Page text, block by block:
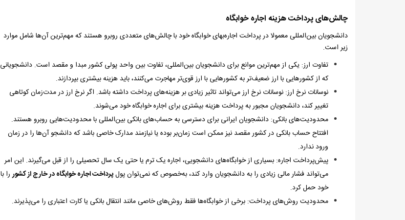
چالش‌های پرداخت هزینه اجاره خوابگاه
دانشجویان بین‌المللی معمولا در پرداخت اجاره‌بهای خوابگاه خود با چالش‌های متعددی روبرو هستند که مهم‌ترین آن‌ها شامل موارد
زیر است.
تفاوت ارز: یکی از مهم‌ترین موانع برای دانشجویان بین‌المللی، تفاوت بین واحد پولی کشور مبدا و مقصد است. دانشجویانی
که از کشورهایی با ارز ضعیف‌تر به کشورهایی با ارز قوی‌تر مهاجرت می‌کنند، باید هزینه بیشتری بپردازند.
نوسانات نرخ ارز: نوسانات نرخ ارز می‌تواند تاثیر زیادی بر هزینه‌های پرداخت داشته باشد. اگر نرخ ارز در مدت‌زمان کوتاهی
تغییر کند، دانشجویان مجبور به پرداخت هزینه بیشتری برای اجاره خوابگاه خود می‌شوند.
محدودیت‌های بانکی: دانشجویان ایرانی برای دسترسی به حساب‌های بانکی بین‌المللی با محدودیت‌هایی روبرو هستند.
افتتاح حساب بانکی در کشور مقصد نیز ممکن است زمان‌بر بوده یا نیازمند مدارک خاصی باشد که دانشجو آن‌ها را در زمان
ورود ندارد.
پیش‌پرداخت اجاره: بسیاری از خوابگاه‌های دانشجویی، اجاره یک ترم یا حتی یک سال تحصیلی را از قبل می‌گیرند. این امر
می‌تواند فشار مالی زیادی را به دانشجویان وارد کند، به‌خصوص که نمی‌توان پولپرداخت اجاره خوابگاه در خارج از کشور را با
خود حمل کرد.
محدودیت روش‌های پرداخت: برخی از خوابگاه‌ها فقط روش‌های خاصی مانند انتقال بانکی یا کارت اعتباری را می‌پذیرند.